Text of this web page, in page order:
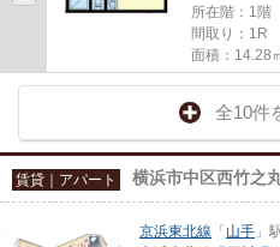
所在階：1階
間取り：1R
面積：14.28
全10件
賃貸｜アパート 横浜市中区西竹之
京浜東北線 「 山手 」